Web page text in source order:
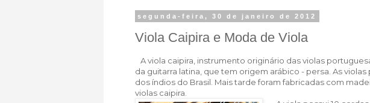
segunda-feira, 30 de janeiro de 2012
Viola Caipira e Moda de Viola
A viola caipira, instrumento originário das violas
da guitarra latina, que tem origem arábico - persa. As
dos índios do Brasil. Mais tarde foram fabricadas com
violas caipira.